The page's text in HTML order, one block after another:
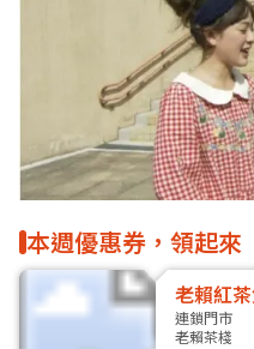
本週優惠券，領起來
老賴紅
連鎖門市
老賴茶棧